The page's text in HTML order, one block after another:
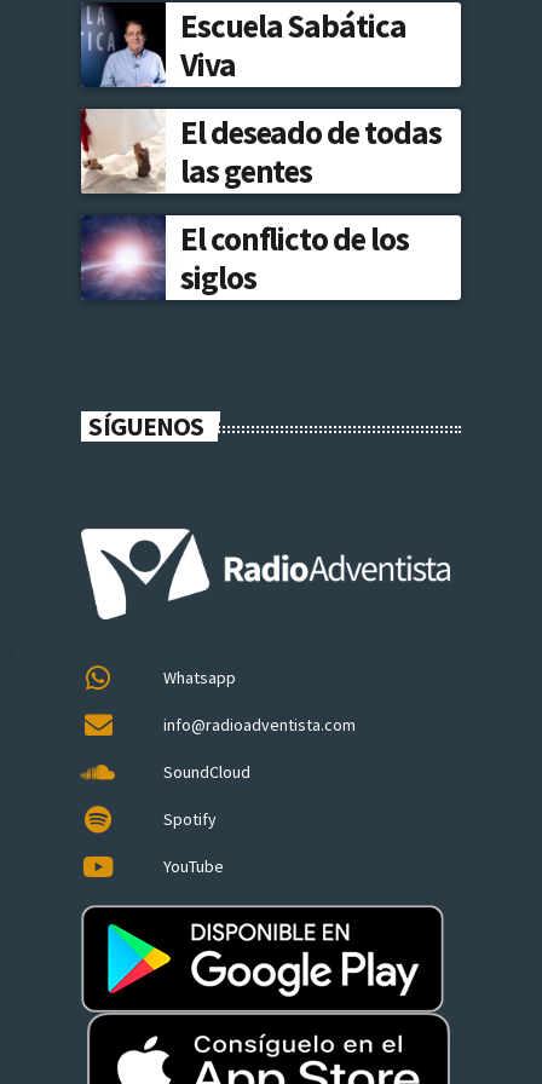
Escuela Sabática
Viva
El deseado de todas
las gentes
El conflicto de los
siglos
SÍGUENOS
Whatsapp
info@radioadventista.com
SoundCloud
Spotify
YouTube